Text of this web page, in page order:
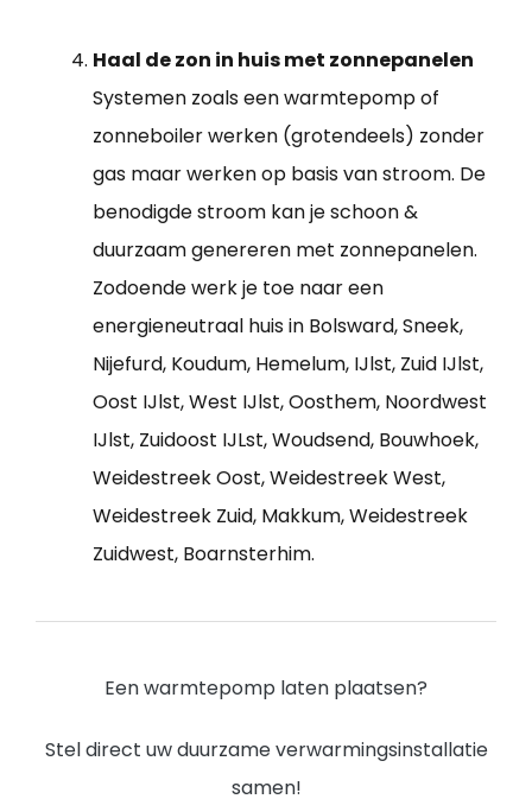
Haal de zon in huis met zonnepanelen
Systemen zoals een warmtepomp of
zonneboiler werken (grotendeels) zonder
gas maar werken op basis van stroom. De
benodigde stroom kan je schoon &
duurzaam genereren met zonnepanelen.
Zodoende werk je toe naar een
energieneutraal huis in Bolsward, Sneek,
Nijefurd, Koudum, Hemelum, IJlst, Zuid IJlst,
Oost IJlst, West IJlst, Oosthem, Noordwest
IJlst, Zuidoost IJLst, Woudsend, Bouwhoek,
Weidestreek Oost, Weidestreek West,
Weidestreek Zuid, Makkum, Weidestreek
Zuidwest, Boarnsterhim.
Een warmtepomp laten plaatsen?
Stel direct uw duurzame verwarmingsinstallatie
samen!